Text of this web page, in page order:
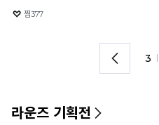
찜902
1
라운즈 기획전